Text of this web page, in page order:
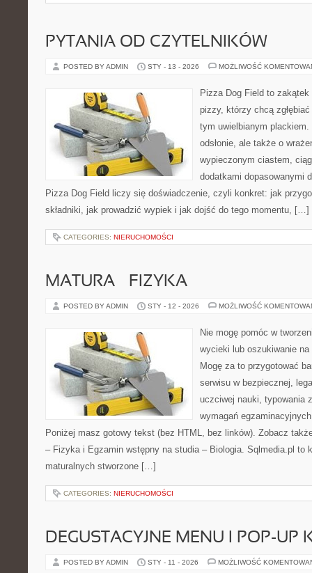
PYTANIA OD CZYTELNIKÓW
POSTED BY ADMIN STY - 13 - 2026 MOŻLIWOŚĆ
Pizza Dog Field to zakątek
pizzy, którzy chcą
tym uwielbianym
odsłonie, ale także o
wypieczonym ciastem,
dodatkami dopasowanymi
Pizza Dog Field liczy się doświadczenie, czyli konkret: jak
składniki, jak prowadzić wypiek i jak dojść do tego momentu, […]
CATEGORIES: NIERUCHOMOŚCI
MATURA – FIZYKA
POSTED BY ADMIN STY - 12 - 2026 MOŻLIWOŚĆ
Nie mogę pomóc w
wycieki lub oszukiwanie
Mogę za to przygotować
serwisu w bezpiecznej,
uczciwej nauki, typowania
wymagań
Poniżej masz gotowy tekst (bez HTML, bez linków). Zobacz
– Fizyka i Egzamin wstępny na studia – Biologia. Sqlmedia.pl to
maturalnych stworzone […]
CATEGORIES: NIERUCHOMOŚCI
DEGUSTACYJNE MENU I POP-UP
POSTED BY ADMIN STY - 11 - 2026 MOŻLIWOŚĆ